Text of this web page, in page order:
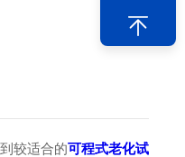
较适合的可程式老化试